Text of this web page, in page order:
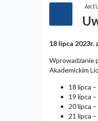
18 lipca
Wprowadzanie
Akademickim
18 lipca
19 lipca
20 lipca
21 lipca